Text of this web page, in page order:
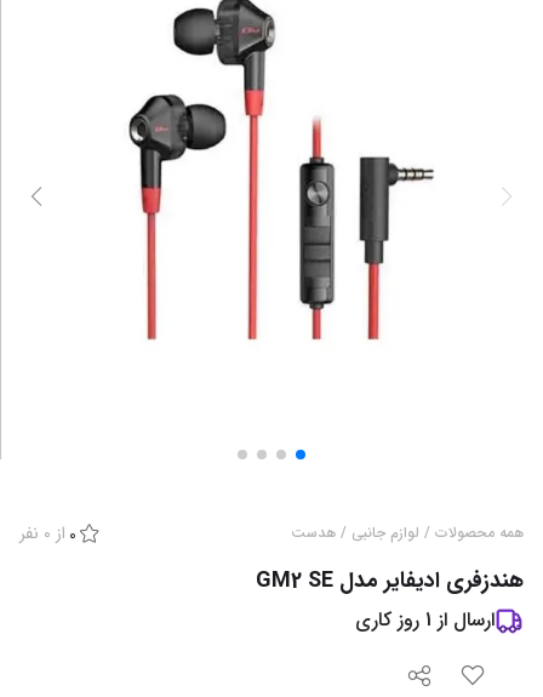
همه محصولات / لوازم جانبی / هدست 0 از 0 نفر
هندزفری ادیفایر مدل GM2 SE
ارسال از 1 روز کاری